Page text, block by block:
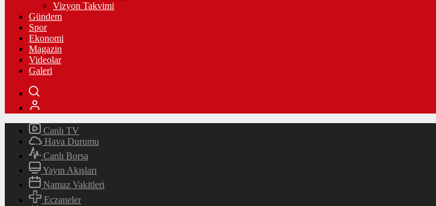
Vizyon Takvimi
Gündem
Spor
Ekonomi
Magazin
Videolar
Galeri
Canlı TV
Hava Durumu
Canlı Borsa
Yayın Akışları
Namaz Vakitleri
Eczaneler